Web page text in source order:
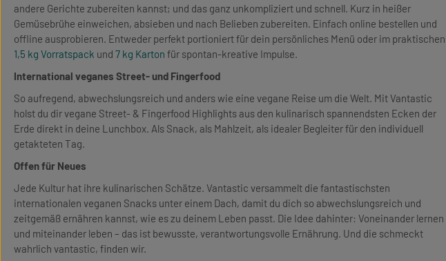
andere Gerichte zubereiten kannst; und das ganz unkompliziert und schnell. Kurz in heißer
Gemüsebrühe einweichen, absieben und nach Belieben zubereiten. Einfach online bestellen und
offline ausprobieren. Entweder perfekt portioniert für dein persönliches Menü oder im praktischen
1,5 kg Vorratspack und 7 kg Karton für spontan-kreative Impulse.
International veganes Street- und Fingerfood
So aufregend, abwechslungsreich und anders wie eine vegane Reise um die Welt. Mit Vantastic
holst du dir vegane Street- & Fingerfood Highlights aus den kulinarisch spannendsten Ecken der
Erde direkt in deine Lunchbox. Als Snack, als Mahlzeit, als idealer Begleiter für den individuell
getakteten Tag.
Offen für Neues
Jede Kultur hat ihre kulinarischen Schätze. Vantastic versammelt die fantastischsten
internationalen veganen Snacks unter einem Dach, damit du dich so abwechslungsreich und
zeitgemäß ernähren kannst, wie es zu deinem Leben passt. Die Idee dahinter: Voneinander lernen
und miteinander leben – das ist bewusste, verantwortungsvolle Ernährung. Und die schmeckt
wahrlich vantastic, finden wir.